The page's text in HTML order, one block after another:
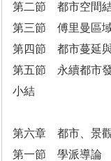
第二節 都市空間
第三節 傅里曼區
第四節 都市蔓延
第五節 永續都市
小結
第六章 都市、景
第一節 學派導論